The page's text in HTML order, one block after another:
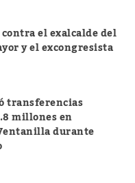
el exalcalde del
y el excongresista
transferencias
millones en
durante